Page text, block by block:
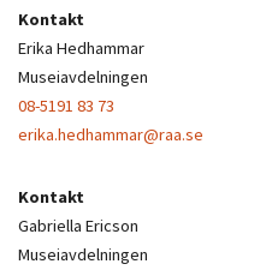
Kontakt
Erika Hedhammar
Museiavdelningen
08-5191 83 73
erika.hedhammar@raa.se
Kontakt
Gabriella Ericson
Museiavdelningen